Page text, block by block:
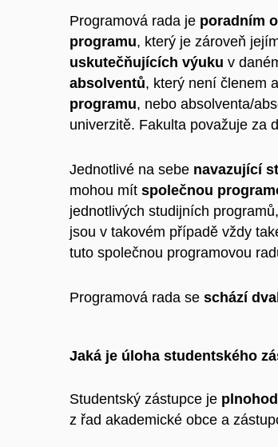
Programová rada je poradním
programu, který je zároveň
uskutečňujících výuku v
absolventů, který není členem
programu, nebo absolventa/
univerzitě. Fakulta považuje za
Jednotlivé na sebe navazující
mohou mít společnou
jednotlivých studijních
jsou v takovém případě vždy
tuto společnou programovou
Programová rada se schází
Jaká je úloha studentského
Studentský zástupce je
z řad akademické obce a